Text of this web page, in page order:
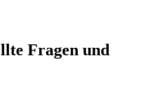
Fragen und